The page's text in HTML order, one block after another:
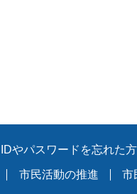
IDやパスワードを忘れた方
市民活動の推進 市